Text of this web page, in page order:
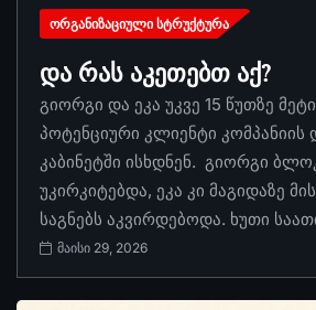
ᲝᲠᲒᲐᲜᲘᲖᲐᲪᲘᲣᲚᲘ ᲡᲢᲠᲣᲥᲢᲣᲠᲐ
და რას აკეთებთ აქ?
გიორგი და ეკა უკვე 15 წუთზე
პოტენციური კლიენტი კომპანიის
კაბინეტში ისხდნენ. გიორგი
უკირკიტებდა, ეკა კი მაგიდაზე
საგნებს აკვირდებოდა. ხუთი
მაისი 29, 2026